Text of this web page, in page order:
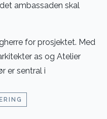
ambassaden skal
for prosjektet. Med
as og Atelier
er sentral i